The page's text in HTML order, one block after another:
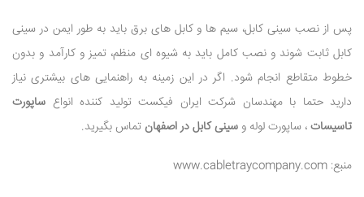
پس از نصب سینی کابل، سیم ها و کابل های برق باید به طور ایمن در سینی
کابل ثابت شوند و نصب کامل باید به شیوه ای منظم، تمیز و کارآمد و بدون
خطوط متقاطع انجام شود. اگر در این زمینه به راهنمایی های بیشتری نیاز
دارید حتما با مهندسان شرکت ایران فیکست تولید کننده انواع ساپورت
تاسیسات، ساپورت لوله و سینی کابل در اصفهان تماس بگیرید.
منبع: www.cabletraycompany.com